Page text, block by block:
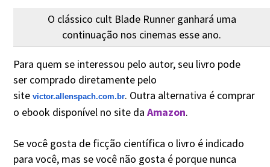
O clássico cult Blade Runner ganhará uma
continuação nos cinemas esse ano.
Para quem se interessou pelo autor, seu livro pode
ser comprado diretamente pelo
sitevictor.allenspach.com.br. Outra alternativa é comprar
o ebook disponível no site daAmazon.
Se você gosta de ficção científica o livro é indicado
para você, mas se você não gosta é porque nunca